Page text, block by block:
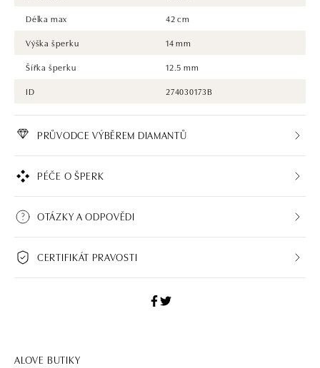
Délka max
42 cm
Výška šperku
14 mm
Šířka šperku
12.5 mm
ID
274030173B
PRŮVODCE VÝBĚREM DIAMANTŮ
PÉČE O ŠPERK
OTÁZKY A ODPOVĚDI
CERTIFIKÁT PRAVOSTI
ALOVE BUTIKY